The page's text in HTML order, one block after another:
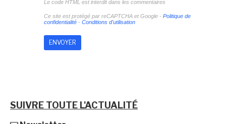
Le code HTML est interdit dans les commentaires
Ce site est protégé par reCAPTCHA et Google - Politique de
confidentialité- Conditions d'utilisation
SUIVRE TOUTE L'ACTUALITÉ